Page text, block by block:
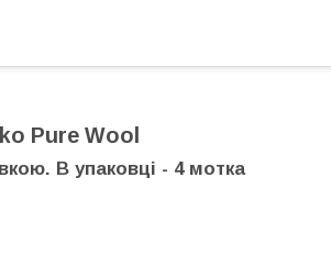
Pure Wool
В упаковці - 4 мотка